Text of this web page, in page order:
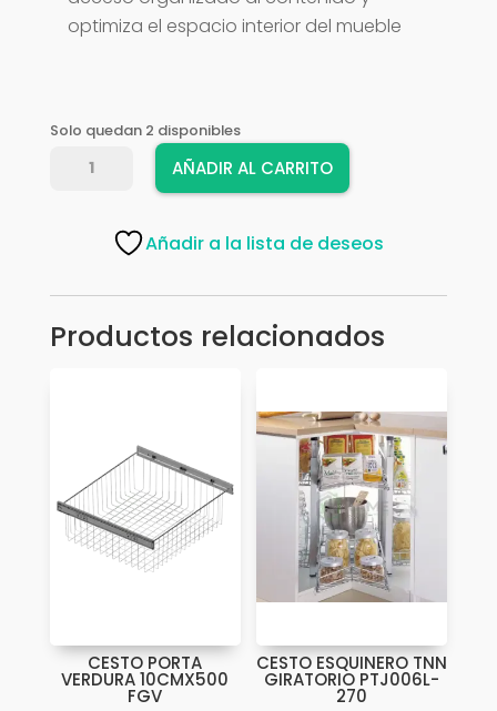
optimiza el espacio interior del mueble
Solo quedan 2 disponibles
CESTO
80
AÑADIR AL CARRITO
Añadir a la lista de deseos
Productos relacionados
CESTO PORTA
VERDURA 10CMX500
FGV
CESTO ESQUINERO TNN
GIRATORIO PTJ006L-
270